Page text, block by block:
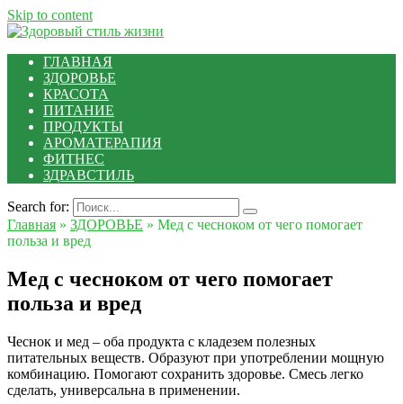
Skip to content
ГЛАВНАЯ
ЗДОРОВЬЕ
КРАСОТА
ПИТАНИЕ
ПРОДУКТЫ
АРОМАТЕРАПИЯ
ФИТНЕС
ЗДРАВСТИЛЬ
Search for:
Главная » ЗДОРОВЬЕ » Мед с чесноком от чего помогает
польза и вред
Мед с чесноком от чего помогает
польза и вред
Чеснок и мед – оба продукта с кладезем полезных
питательных веществ. Образуют при употреблении мощную
комбинацию. Помогают сохранить здоровье. Смесь легко
сделать, универсальна в применении.